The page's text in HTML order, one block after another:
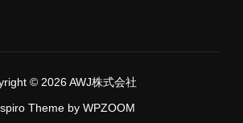
© 2026 AWJ株式会社
Theme by WPZOOM